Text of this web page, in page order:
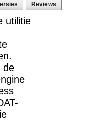
Reviews
utilitie
de